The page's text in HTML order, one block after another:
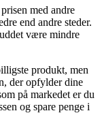
med andre
end andre steder.
være mindre
produkt, men
der opfylder dine
på markedet er du
og spare penge i